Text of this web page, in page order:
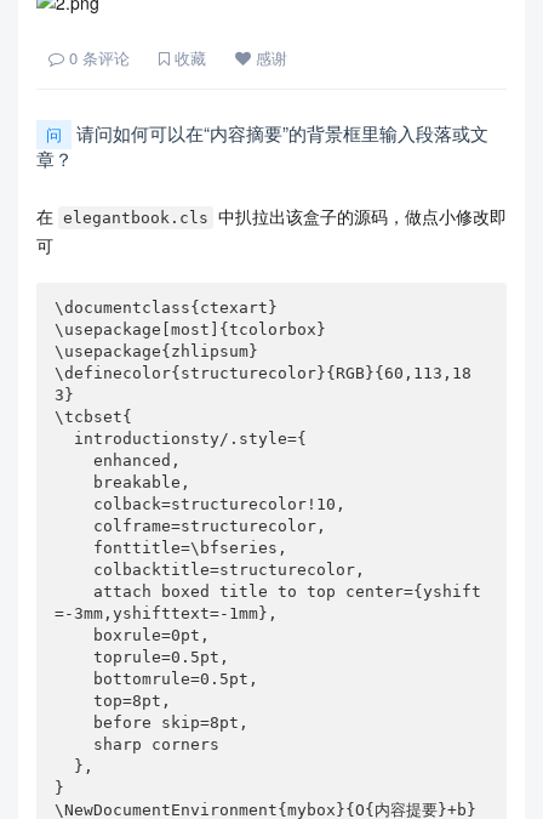
0 条评论 收藏 感谢
问
请问如何可以在“内容摘要”的背景框里输入段落或文
章？
在 elegantbook.cls 中扒拉出该盒子的源码，做点小修改即
可
\documentclass{ctexart}
\usepackage[most]{tcolorbox}
\usepackage{zhlipsum}
\definecolor{structurecolor}{RGB}{60,113,18
3}
\tcbset{
    enhanced,
=-3mm,yshifttext=-1mm},
    toprule=0.5pt,
    top=8pt,
}
\NewDocumentEnvironment{mybox}{O{内容提要}+b}